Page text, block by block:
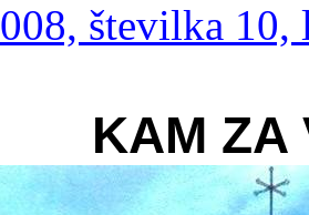
številka 10,
KAM ZA